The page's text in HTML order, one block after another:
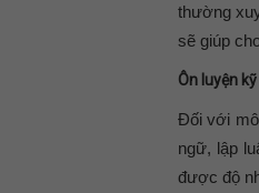
thường
sẽ giúp
Ôn luyện
Đối với
ngữ, lập
được độ